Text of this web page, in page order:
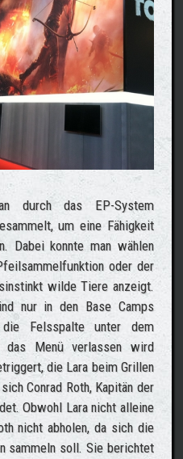
durch das EP-System
um eine Fähigkeit
Dabei konnte man wählen
oder der
wilde Tiere anzeigt.
nur in den Base Camps
Felsspalte unter dem
das Menü verlassen wird
die Lara beim Grillen
Conrad Roth, Kapitän der
Obwohl Lara nicht alleine
nicht abholen, da sich die
sammeln soll. Sie berichtet